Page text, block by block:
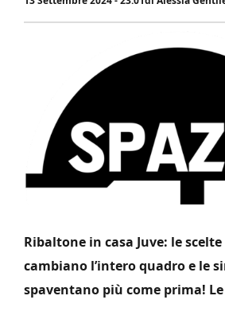
Ribaltone in casa Juve: le
cambiano l’intero quadro e le
spaventano più come prima!